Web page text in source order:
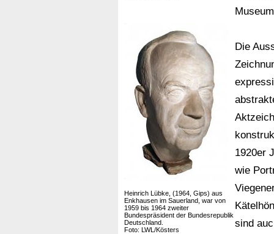
Heinrich Lübke, (1964, Gips) aus
Enkhausen im Sauerland, war von
1959 bis 1964 zweiter
Bundespräsident der Bundesrepublik
Deutschland.
Foto: LWL/Kösters
Die
1920er
wie
sind